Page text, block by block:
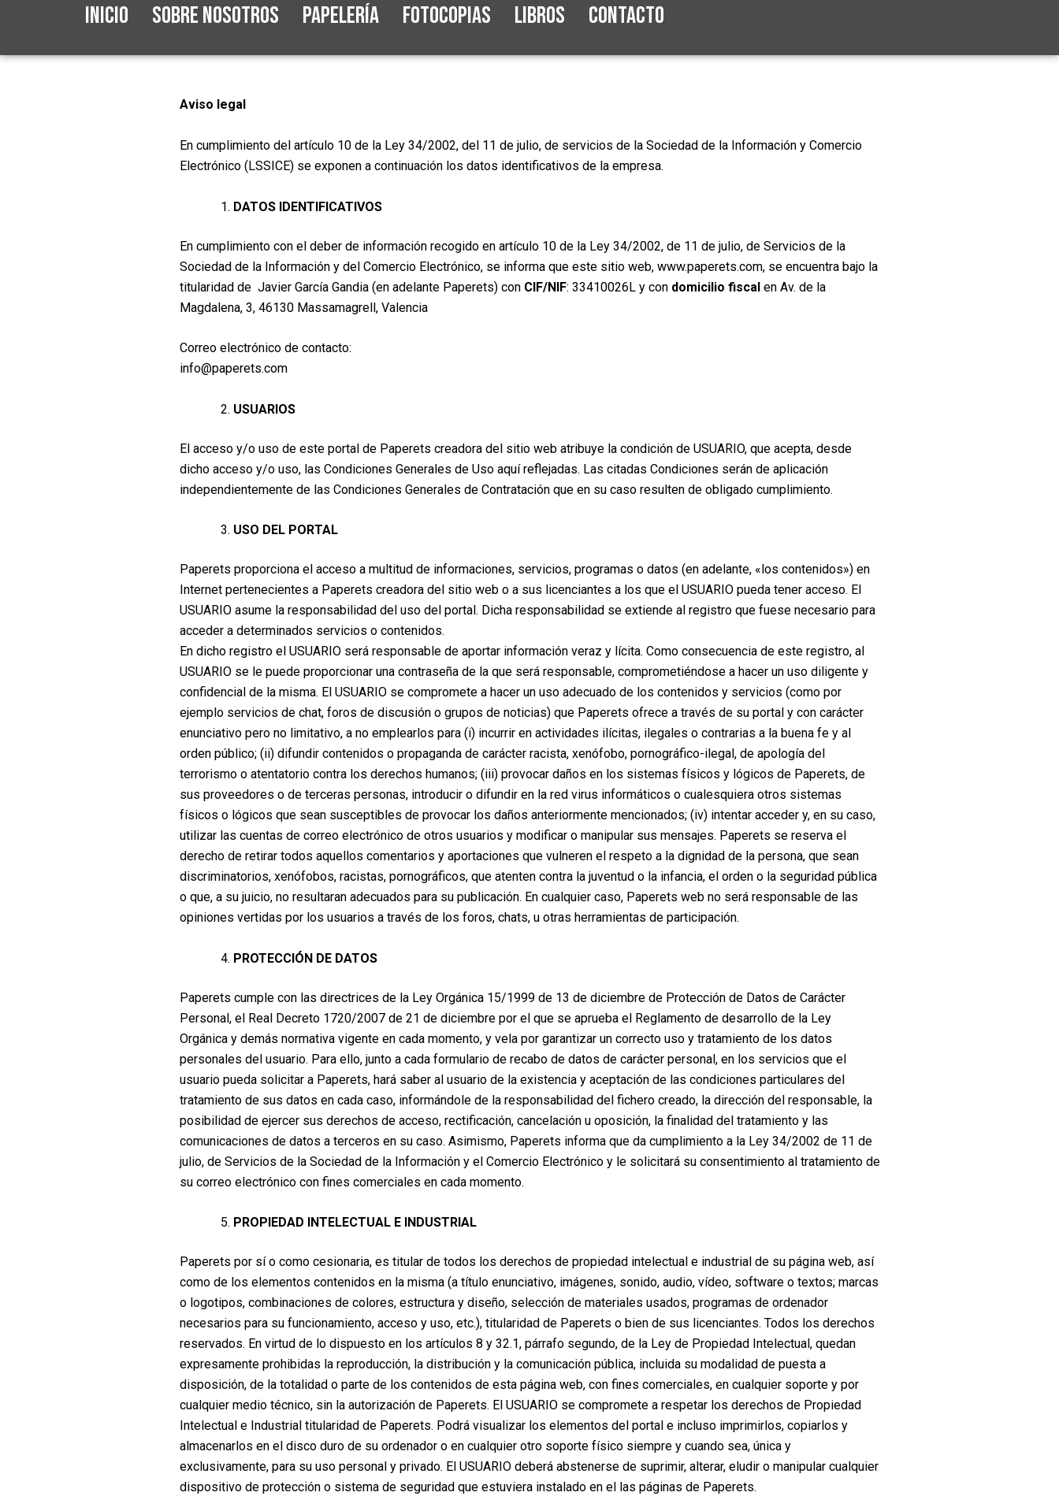
Inicio Sobre Nosotros Papelería Fotocopias Libros Contacto
Aviso legal
En cumplimiento del artículo 10 de la Ley 34/2002, del 11 de julio, de servicios de la Sociedad de la Información y Comercio
Electrónico (LSSICE) se exponen a continuación los datos identificativos de la empresa.
DATOS IDENTIFICATIVOS
En cumplimiento con el deber de información recogido en artículo 10 de la Ley 34/2002, de 11 de julio, de Servicios de la
Sociedad de la Información y del Comercio Electrónico, se informa que este sitio web, www.paperets.com, se encuentra bajo la
titularidad de Javier García Gandia (en adelante Paperets) con CIF/NIF: 33410026L y con domicilio fiscalen Av. de la
Magdalena, 3, 46130 Massamagrell, Valencia
Correo electrónico de contacto:
info@paperets.com
USUARIOS
El acceso y/o uso de este portal de Paperets creadora del sitio web atribuye la condición de USUARIO, que acepta, desde
dicho acceso y/o uso, las Condiciones Generales de Uso aquí reflejadas. Las citadas Condiciones serán de aplicación
independientemente de las Condiciones Generales de Contratación que en su caso resulten de obligado cumplimiento.
USO DEL PORTAL
Paperets proporciona el acceso a multitud de informaciones, servicios, programas o datos (en adelante, «los contenidos») en
Internet pertenecientes a Paperets creadora del sitio web o a sus licenciantes a los que el USUARIO pueda tener acceso. El
USUARIO asume la responsabilidad del uso del portal. Dicha responsabilidad se extiende al registro que fuese necesario para
acceder a determinados servicios o contenidos.
En dicho registro el USUARIO será responsable de aportar información veraz y lícita. Como consecuencia de este registro, al
USUARIO se le puede proporcionar una contraseña de la que será responsable, comprometiéndose a hacer un uso diligente y
confidencial de la misma. El USUARIO se compromete a hacer un uso adecuado de los contenidos y servicios (como por
ejemplo servicios de chat, foros de discusión o grupos de noticias) que Paperets ofrece a través de su portal y con carácter
enunciativo pero no limitativo, a no emplearlos para (i) incurrir en actividades ilícitas, ilegales o contrarias a la buena fe y al
orden público; (ii) difundir contenidos o propaganda de carácter racista, xenófobo, pornográfico-ilegal, de apología del
terrorismo o atentatorio contra los derechos humanos; (iii) provocar daños en los sistemas físicos y lógicos de Paperets, de
sus proveedores o de terceras personas, introducir o difundir en la red virus informáticos o cualesquiera otros sistemas
físicos o lógicos que sean susceptibles de provocar los daños anteriormente mencionados; (iv) intentar acceder y, en su caso,
utilizar las cuentas de correo electrónico de otros usuarios y modificar o manipular sus mensajes. Paperets se reserva el
derecho de retirar todos aquellos comentarios y aportaciones que vulneren el respeto a la dignidad de la persona, que sean
discriminatorios, xenófobos, racistas, pornográficos, que atenten contra la juventud o la infancia, el orden o la seguridad pública
o que, a su juicio, no resultaran adecuados para su publicación. En cualquier caso, Paperets web no será responsable de las
opiniones vertidas por los usuarios a través de los foros, chats, u otras herramientas de participación.
PROTECCIÓN DE DATOS
Paperets cumple con las directrices de la Ley Orgánica 15/1999 de 13 de diciembre de Protección de Datos de Carácter
Personal, el Real Decreto 1720/2007 de 21 de diciembre por el que se aprueba el Reglamento de desarrollo de la Ley
Orgánica y demás normativa vigente en cada momento, y vela por garantizar un correcto uso y tratamiento de los datos
personales del usuario. Para ello, junto a cada formulario de recabo de datos de carácter personal, en los servicios que el
usuario pueda solicitar a Paperets, hará saber al usuario de la existencia y aceptación de las condiciones particulares del
tratamiento de sus datos en cada caso, informándole de la responsabilidad del fichero creado, la dirección del responsable, la
posibilidad de ejercer sus derechos de acceso, rectificación, cancelación u oposición, la finalidad del tratamiento y las
comunicaciones de datos a terceros en su caso. Asimismo, Paperets informa que da cumplimiento a la Ley 34/2002 de 11 de
julio, de Servicios de la Sociedad de la Información y el Comercio Electrónico y le solicitará su consentimiento al tratamiento de
su correo electrónico con fines comerciales en cada momento.
PROPIEDAD INTELECTUAL E INDUSTRIAL
Paperets por sí o como cesionaria, es titular de todos los derechos de propiedad intelectual e industrial de su página web, así
como de los elementos contenidos en la misma (a título enunciativo, imágenes, sonido, audio, vídeo, software o textos; marcas
o logotipos, combinaciones de colores, estructura y diseño, selección de materiales usados, programas de ordenador
necesarios para su funcionamiento, acceso y uso, etc.), titularidad de Paperets o bien de sus licenciantes. Todos los derechos
reservados. En virtud de lo dispuesto en los artículos 8 y 32.1, párrafo segundo, de la Ley de Propiedad Intelectual, quedan
expresamente prohibidas la reproducción, la distribución y la comunicación pública, incluida su modalidad de puesta a
disposición, de la totalidad o parte de los contenidos de esta página web, con fines comerciales, en cualquier soporte y por
cualquier medio técnico, sin la autorización de Paperets. El USUARIO se compromete a respetar los derechos de Propiedad
Intelectual e Industrial titularidad de Paperets. Podrá visualizar los elementos del portal e incluso imprimirlos, copiarlos y
almacenarlos en el disco duro de su ordenador o en cualquier otro soporte físico siempre y cuando sea, única y
exclusivamente, para su uso personal y privado. El USUARIO deberá abstenerse de suprimir, alterar, eludir o manipular cualquier
dispositivo de protección o sistema de seguridad que estuviera instalado en el las páginas de Paperets.